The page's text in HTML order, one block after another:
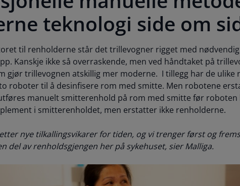
teknologi side om
til renholderne står det trillevogner rigget med
Kanskje ikke så overraskende, men ved håndtaket på
gjør trillevognen atskillig mer moderne. I tillegg har de
roboter til å desinfisere rom med smitte. Men robotene
manuelt smitterenhold på rom med smitte før roboten
i smitterenholdet, men erstatter ikke renholderne.
nye tilkallingsvikarer for tiden, og vi trenger først og
del av renholdsgjengen her på sykehuset, sier Malliga.